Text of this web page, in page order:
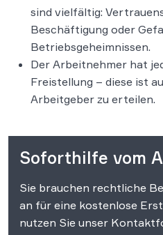
sind vielfältig:
Beschäftigung oder
Betriebsgeheimnissen.
Der Arbeitnehmer hat
Freistellung – diese ist
Arbeitgeber zu erteilen.
Soforthilfe vom
Sie brauchen rechtliche
an für eine kostenlose
nutzen Sie unser